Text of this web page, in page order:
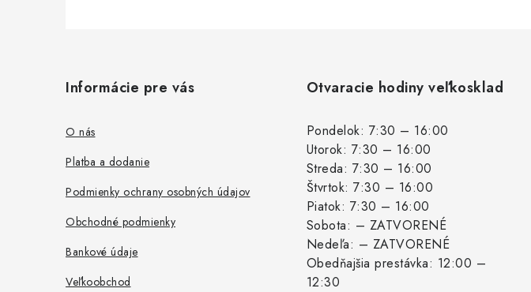
Informácie pre vás
O nás
Platba a dodanie
Podmienky ochrany osobných údajov
Obchodné podmienky
Bankové údaje
Veľkoobchod
Otvaracie hodiny veľkosklad
Pondelok: 7:30 – 16:00
Utorok: 7:30 – 16:00
Streda: 7:30 – 16:00
Štvrtok: 7:30 – 16:00
Piatok: 7:30 – 16:00
Sobota: – ZATVORENÉ
Nedeľa: – ZATVORENÉ
Obedňajšia prestávka: 12:00 –
12:30